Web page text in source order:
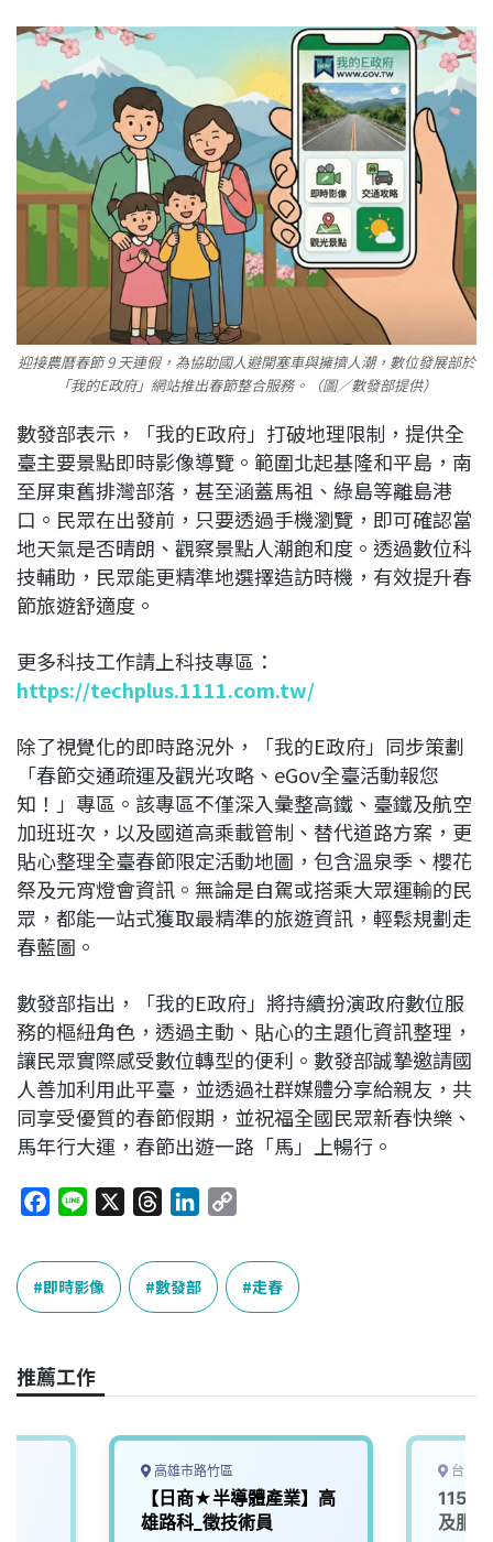
迎接農曆春節 9 天連假，為協助國人避開塞車與擁擠人潮，數位發展部於
「我的E政府」網站推出春節整合服務。（圖／數發部提供）
數發部表示，「我的E政府」打破地理限制，提供全
臺主要景點即時影像導覽 。範圍北起基隆和平島，南
至屏東舊排灣部落，甚至涵蓋馬祖、綠島等離島港
口。民眾在出發前，只要透過手機瀏覽，即可確認當
地天氣是否晴朗、觀察景點人潮飽和度。透過數位科
技輔助，民眾能更精準地選擇造訪時機，有效提升春
節旅遊舒適度。
更多科技工作請上科技專區：
https://techplus.1111.com.tw/
除了視覺化的即時路況外，「我的E政府」同步策劃
「春節交通疏運及觀光攻略、eGov全臺活動報您
知！」專區。該專區不僅深入彙整高鐵、臺鐵及航空
加班班次，以及國道高乘載管制、替代道路方案，更
貼心整理全臺春節限定活動地圖，包含溫泉季、櫻花
祭及元宵燈會資訊。無論是自駕或搭乘大眾運輸的民
眾，都能一站式獲取最精準的旅遊資訊，輕鬆規劃走
春藍圖。
數發部指出，「我的E政府」將持續扮演政府數位服
務的樞紐角色，透過主動、貼心的主題化資訊整理，
讓民眾實際感受數位轉型的便利。數發部誠摯邀請國
人善加利用此平臺，並透過社群媒體分享給親友，共
同享受優質的春節假期，並祝福全國民眾新春快樂、
馬年行大運，春節出遊一路「馬」上暢行。
c
e
b
o
k
n
e
r
e
a
n
k
e
n
p
y
L
k
即時影像 數發部 走春
推薦工作
高雄市路竹區
【日商★半導體產業】高
雄路科_徵技術員
台北
及服